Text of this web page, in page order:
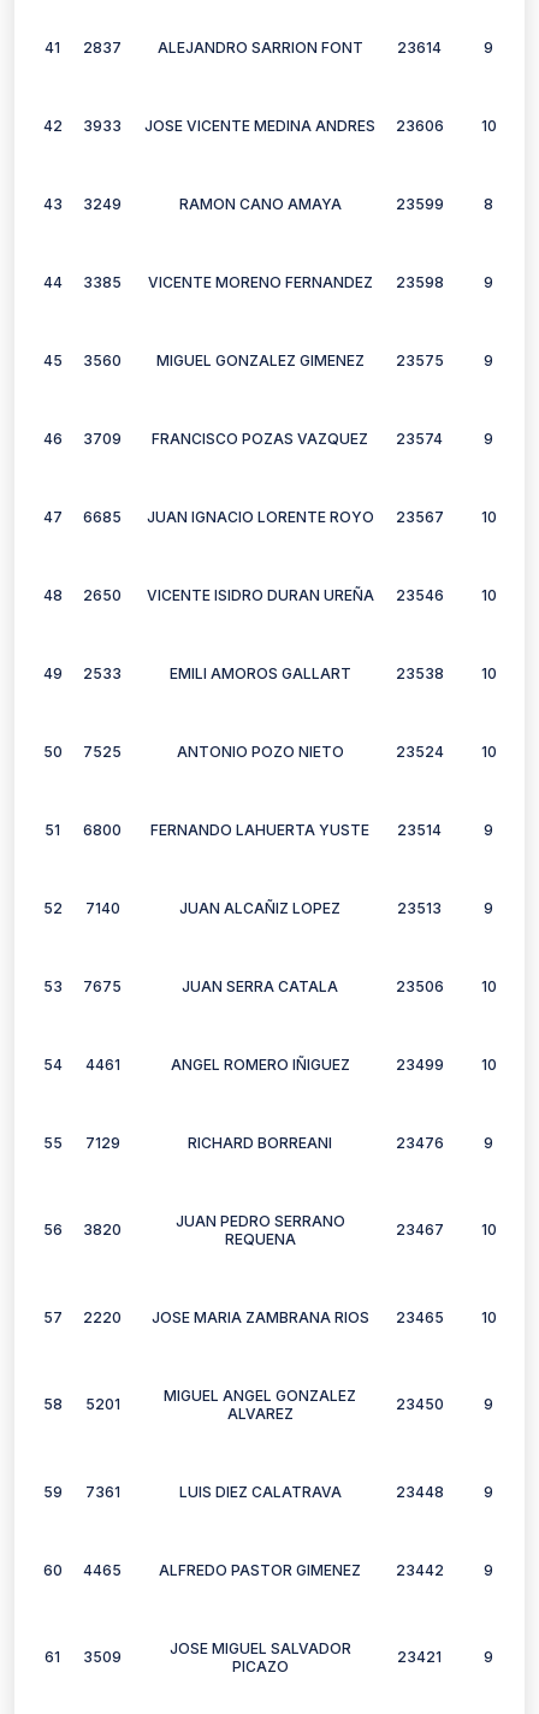
41 2837 ALEJANDRO SARRION FONT 23614 9
42 3933 JOSE VICENTE MEDINA ANDRES 23606 10
43 3249 RAMON CANO AMAYA 23599 8
44 3385 VICENTE MORENO FERNANDEZ 23598 9
45 3560 MIGUEL GONZALEZ GIMENEZ 23575 9
46 3709 FRANCISCO POZAS VAZQUEZ 23574 9
47 6685 JUAN IGNACIO LORENTE ROYO 23567 10
48 2650 VICENTE ISIDRO DURAN UREÑA 23546 10
49 2533 EMILI AMOROS GALLART 23538 10
50 7525 ANTONIO POZO NIETO 23524 10
51 6800 FERNANDO LAHUERTA YUSTE 23514 9
52 7140 JUAN ALCAÑIZ LOPEZ 23513 9
53 7675 JUAN SERRA CATALA 23506 10
54 4461 ANGEL ROMERO IÑIGUEZ 23499 10
55 7129 RICHARD BORREANI 23476 9
56 3820
JUAN PEDRO SERRANO
REQUENA
23467 10
57 2220 JOSE MARIA ZAMBRANA RIOS 23465 10
58 5201
MIGUEL ANGEL GONZALEZ
ALVAREZ
23450 9
59 7361 LUIS DIEZ CALATRAVA 23448 9
60 4465 ALFREDO PASTOR GIMENEZ 23442 9
61 3509
JOSE MIGUEL SALVADOR
PICAZO
23421 9